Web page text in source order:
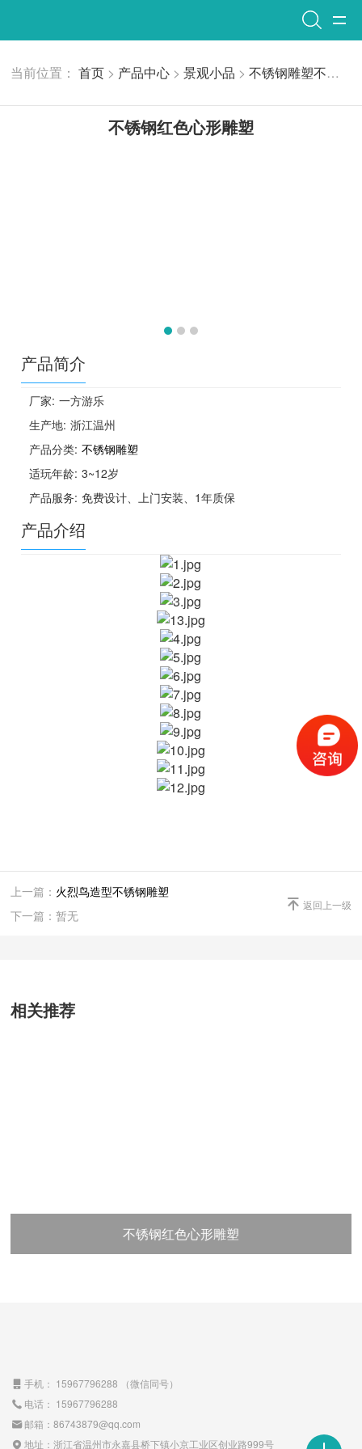
当前位置：首页 > 产品中心 >景观小品 >不锈钢雕塑不锈钢红色心形雕塑
不锈钢红色心形雕塑
产品简介
厂家: 一方游乐
生产地: 浙江温州
产品分类: 不锈钢雕塑
适玩年龄: 3~12岁
产品服务: 免费设计、上门安装、1年质保
产品介绍
上一篇： 火烈鸟造型不锈钢雕塑
下一篇：暂无
 返回上一级
相关推荐
不锈钢红色心形雕塑
 手机： 15967796288 （微信同号）
 电话： 15967796288
邮箱： 86743879@qq.com
 地址： 浙江省温州市永嘉县桥下镇小京工业区创业路999号